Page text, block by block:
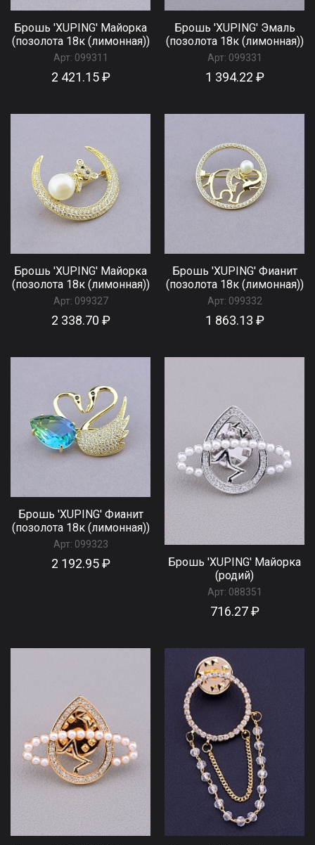
Брошь 'XUPING' Майорка
(позолота 18к (лимонная))
Арт: 099311
2 421.15 ₽
Брошь 'XUPING' Эмаль
(позолота 18к (лимонная))
Арт: 099331
1 394.22 ₽
Брошь 'XUPING' Майорка
(позолота 18к (лимонная))
Арт: 099327
2 338.70 ₽
Брошь 'XUPING' Фианит
(позолота 18к (лимонная))
Арт: 099332
1 863.13 ₽
Брошь 'XUPING' Фианит
(позолота 18к (лимонная))
Арт: 099323
2 192.95 ₽
Брошь 'XUPING' Майорка
(родий)
Арт: 088351
716.27 ₽